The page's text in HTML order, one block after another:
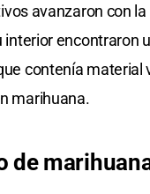
avanzaron con
interior encontraron
contenía material
marihuana.
de